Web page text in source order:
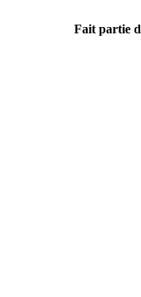
Fait partie